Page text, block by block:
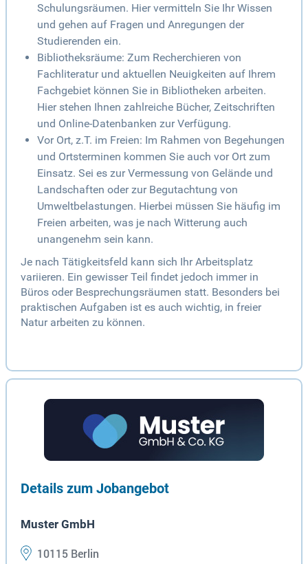
Schulungsräumen. Hier vermitteln Sie Ihr Wissen
und gehen auf Fragen und Anregungen der
Studierenden ein.
Bibliotheksräume: Zum Recherchieren von
Fachliteratur und aktuellen Neuigkeiten auf Ihrem
Fachgebiet können Sie in Bibliotheken arbeiten.
Hier stehen Ihnen zahlreiche Bücher, Zeitschriften
und Online-Datenbanken zur Verfügung.
Vor Ort, z.T. im Freien: Im Rahmen von Begehungen
und Ortsterminen kommen Sie auch vor Ort zum
Einsatz. Sei es zur Vermessung von Gelände und
Landschaften oder zur Begutachtung von
Umweltbelastungen. Hierbei müssen Sie häufig im
Freien arbeiten, was je nach Witterung auch
unangenehm sein kann.
Je nach Tätigkeitsfeld kann sich Ihr Arbeitsplatz
variieren. Ein gewisser Teil findet jedoch immer in
Büros oder Besprechungsräumen statt. Besonders bei
praktischen Aufgaben ist es auch wichtig, in freier
Natur arbeiten zu können.
Details zum Jobangebot
Muster GmbH
10115 Berlin